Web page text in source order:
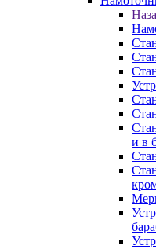
и в